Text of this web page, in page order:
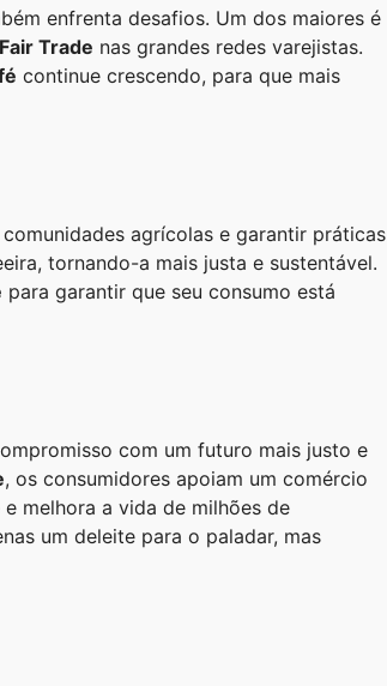
enfrenta desafios. Um dos maiores é
Fair Trade nas grandes redes varejistas.
continue crescendo, para que mais
agrícolas e garantir práticas
tornando-a mais justa e sustentável.
para garantir que seu consumo está
com um futuro mais justo e
, os consumidores apoiam um comércio
melhora a vida de milhões de
um deleite para o paladar, mas